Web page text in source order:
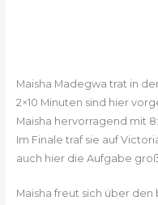
Maisha Madegwa trat in
2×10 Minuten sind hier
Maisha hervorragend mit
Im Finale traf sie auf
auch hier die Aufgabe
Maisha freut sich über